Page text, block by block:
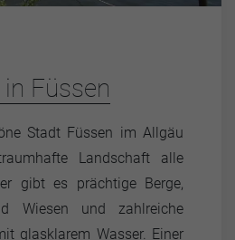
Füssen
Stadt Füssen im Allgäu
Landschaft alle
gibt es prächtige Berge,
Wiesen und zahlreiche
glasklarem Wasser. Einer